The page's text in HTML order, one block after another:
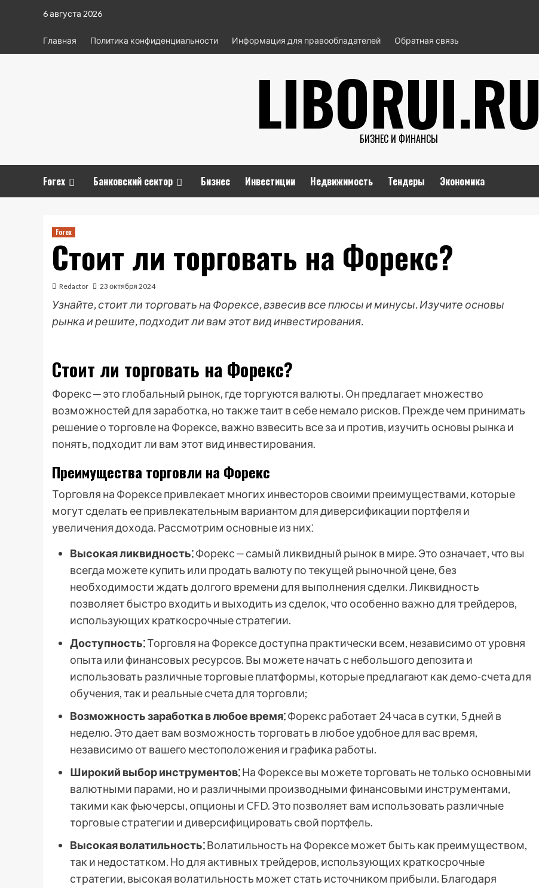
содержимому
6 августа 2026
Главная Политика конфиденциальности Информация для правообладателей Обратная связь
LIBORUI.RU
БИЗНЕС И ФИНАНСЫ
Forex Банковский сектор Бизнес Инвестиции Недвижимость Тендеры Экономика
Forex
Стоит ли торговать на Форекс?
Redactor 23 октября 2024
Узнайте, стоит ли торговать на Форексе, взвесив все плюсы и минусы. Изучите основы
рынка и решите, подходит ли вам этот вид инвестирования.
Стоит ли торговать на Форекс?
Форекс ─ это глобальный рынок, где торгуются валюты. Он предлагает множество
возможностей для заработка, но также таит в себе немало рисков. Прежде чем принимать
решение о торговле на Форексе, важно взвесить все за и против, изучить основы рынка и
понять, подходит ли вам этот вид инвестирования.
Преимущества торговли на Форекс
Торговля на Форексе привлекает многих инвесторов своими преимуществами, которые
могут сделать ее привлекательным вариантом для диверсификации портфеля и
увеличения дохода. Рассмотрим основные из них⁚
Высокая ликвидность⁚Форекс ‒ самый ликвидный рынок в мире. Это означает, что вы
всегда можете купить или продать валюту по текущей рыночной цене, без
необходимости ждать долгого времени для выполнения сделки. Ликвидность
позволяет быстро входить и выходить из сделок, что особенно важно для трейдеров,
использующих краткосрочные стратегии.
Доступность⁚Торговля на Форексе доступна практически всем, независимо от уровня
опыта или финансовых ресурсов. Вы можете начать с небольшого депозита и
использовать различные торговые платформы, которые предлагают как демо-счета для
обучения, так и реальные счета для торговли;
Возможность заработка в любое время⁚Форекс работает 24 часа в сутки, 5 дней в
неделю. Это дает вам возможность торговать в любое удобное для вас время,
независимо от вашего местоположения и графика работы.
Широкий выбор инструментов⁚На Форексе вы можете торговать не только основными
валютными парами, но и различными производными финансовыми инструментами,
такими как фьючерсы, опционы и CFD. Это позволяет вам использовать различные
торговые стратегии и диверсифицировать свой портфель.
Высокая волатильность⁚Волатильность на Форексе может быть как преимуществом,
так и недостатком. Но для активных трейдеров, использующих краткосрочные
стратегии, высокая волатильность может стать источником прибыли. Благодаря